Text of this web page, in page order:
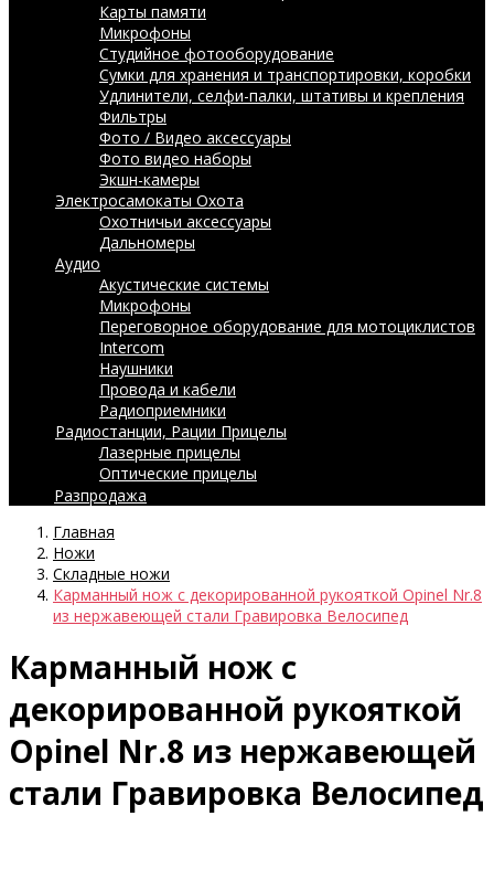
Карты памяти
Микрофоны
Студийное фотооборудование
Сумки для хранения и транспортировки, коробки
Удлинители, селфи-палки, штативы и крепления
Фильтры
Фото / Видео аксессуары
Фото видео наборы
Экшн-камеры
Электросамокаты Охота
Охотничьи аксессуары
Дальномеры
Аудио
Акустические системы
Микрофоны
Переговорное оборудование для мотоциклистов
Intercom
Наушники
Провода и кабели
Радиоприемники
Радиостанции, Рации Прицелы
Лазерные прицелы
Оптические прицелы
Разпродажа
Главная
Ножи
Складные ножи
Карманный нож с декорированной рукояткой Opinel Nr.8
из нержавеющей стали Гравировка Велосипед
Карманный нож с
декорированной рукояткой
Opinel Nr.8 из нержавеющей
стали Гравировка Велосипед